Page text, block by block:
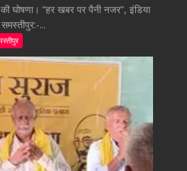
घोषणा। “हर खबर पर पैनी नजर”, इंडिया
...